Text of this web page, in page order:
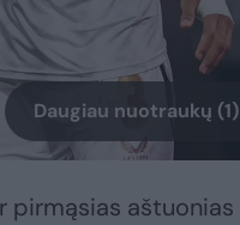
Daugiau nuotraukų (1)
pirmąsias aštuonias